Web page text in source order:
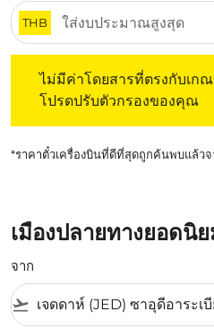
THB
ไม่มีค่าโดยสารที่ตรงกับเ
โปรดปรับตัวกรองของคุณ
*ราคาตั๋วเครื่องบินที่ดีที่สุดถูกค้นพบแล้ว
เมืองปลายทางยอดนิ
จาก
flight_takeoff